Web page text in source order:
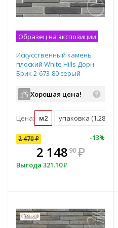
Образец на экспозиции
Искусственный камень
плоский White Hills Дорн
Брик 2-673-80 серый
Хорошая цена!
Цена: м2 упаковка (1.288 м2)
2 470₽ -13%
2 148 90 ₽
Выгода 321.10₽
7% 2 570 -
2 31300
Выгода257